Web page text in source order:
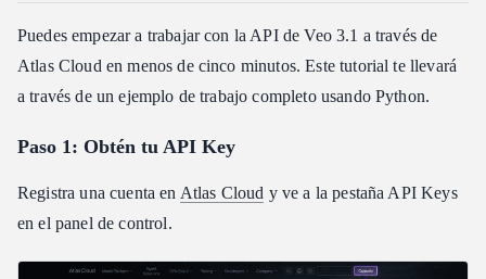
Puedes empezar a trabajar con la API de Veo 3.1 a través de
Atlas Cloud en menos de cinco minutos. Este tutorial te llevará
a través de un ejemplo de trabajo completo usando Python.
Paso 1: Obtén tu API Key
Registra una cuenta en Atlas Cloud y ve a la pestaña API Keys
en el panel de control.